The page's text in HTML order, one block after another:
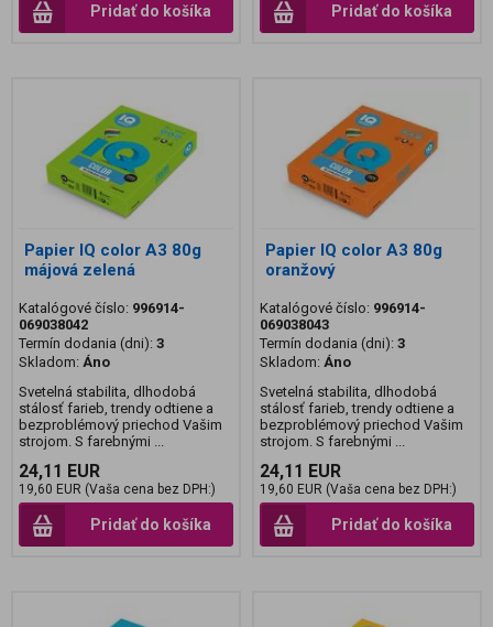
Pridať do košíka Pridať do košíka
Papier IQ color A3 80g
májová zelená
Katalógové číslo: 996914-
069038042
Termín dodania (dni): 3
Skladom: Áno
Svetelná stabilita, dlhodobá
stálosť farieb, trendy odtiene a
bezproblémový priechod Vašim
strojom. S farebnými ...
24,11 EUR
19,60 EUR (Vaša cena bez DPH:)
Pridať do košíka
Papier IQ color A3 80g
oranžový
Katalógové číslo: 996914-
069038043
Termín dodania (dni): 3
Skladom: Áno
Svetelná stabilita, dlhodobá
stálosť farieb, trendy odtiene a
bezproblémový priechod Vašim
strojom. S farebnými ...
24,11 EUR
19,60 EUR (Vaša cena bez DPH:)
Pridať do košíka